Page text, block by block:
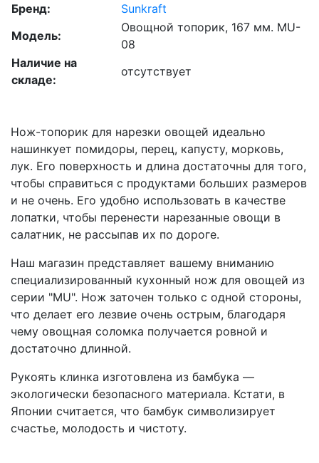
Нож-топорик для нарезки овощей идеально
нашинкует помидоры, перец, капусту, морковь,
лук. Его поверхность и длина достаточны для того,
чтобы справиться с продуктами больших размеров
и не очень. Его удобно использовать в качестве
лопатки, чтобы перенести нарезанные овощи в
салатник, не рассыпав их по дороге.
Наш магазин представляет вашему вниманию
специализированный кухонный нож для овощей из
серии "MU". Нож заточен только с одной стороны,
что делает его лезвие очень острым, благодаря
чему овощная соломка получается ровной и
достаточно длинной.
Рукоять клинка изготовлена из бамбука —
экологически безопасного материала. Кстати, в
Японии считается, что бамбук символизирует
счастье, молодость и чистоту.
Бренд:
Sunkraft
Модель:
Овощной топорик, 167 мм. MU-
08
Наличие на
складе:
отсутствует